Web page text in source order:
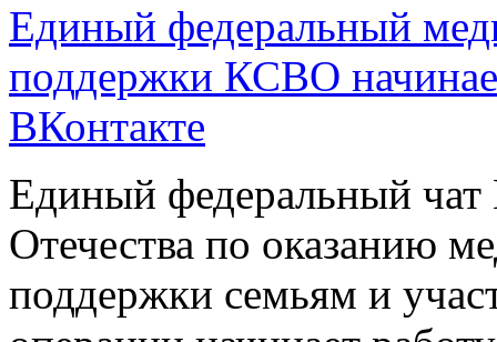
Единый федеральный
поддержки КСВО
ВКонтакте
Единый федеральный чат
Отечества по оказанию
поддержки семьям и